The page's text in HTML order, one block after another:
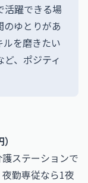
活躍できる場
のゆとりがあ
ルを磨きたい
、ポジティ
ステーションで
勤専従なら1夜